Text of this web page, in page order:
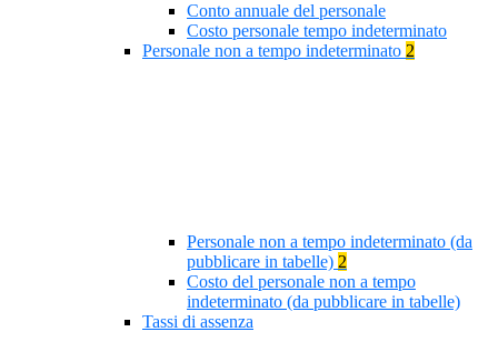
Conto annuale del personale
Costo personale tempo indeterminato
Personale non a tempo indeterminato 2
Personale non a tempo indeterminato (da
pubblicare in tabelle) 2
Costo del personale non a tempo
indeterminato (da pubblicare in tabelle)
Tassi di assenza